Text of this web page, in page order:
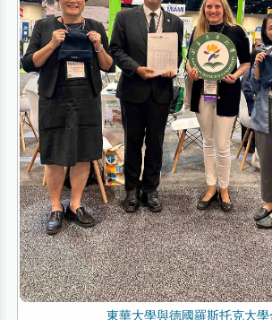
東華大學與德國羅斯托克大